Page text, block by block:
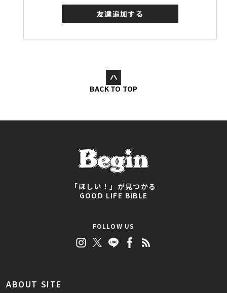
友達追加する
BACK TO TOP
「ほしい！」が見つかる
GOOD LIFE BIBLE
FOLLOW US
ABOUT SITE